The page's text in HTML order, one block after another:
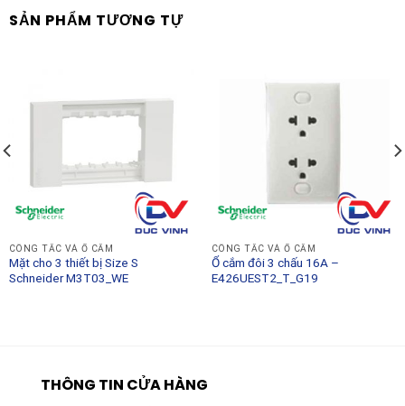
SẢN PHẨM TƯƠNG TỰ
CÔNG TẮC VÀ Ổ CẮM
Mặt cho 3 thiết bị Size S
Schneider M3T03_WE
CÔNG TẮC VÀ Ổ CẮM
Ổ cắm đôi 3 chấu 16A –
E426UEST2_T_G19
THÔNG TIN CỬA HÀNG